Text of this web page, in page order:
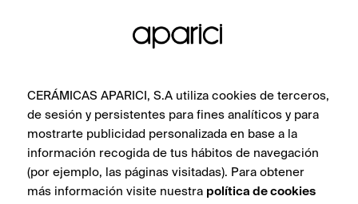
CERÁMICAS APARICI, S.A utiliza cookies de terceros,
de sesión y persistentes para fines analíticos y para
mostrarte publicidad personalizada en base a la
información recogida de tus hábitos de navegación
(por ejemplo, las páginas visitadas). Para obtener
más información visite nuestra política de cookies